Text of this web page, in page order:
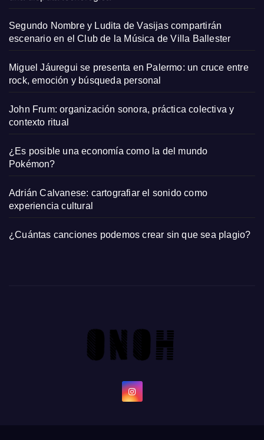
Segundo Nombre y Ludita de Vasijas compartirán
escenario en el Club de la Música de Villa Ballester
Miguel Jáuregui se presenta en Palermo: un cruce entre
rock, emoción y búsqueda personal
John Frum: organización sonora, práctica colectiva y
contexto ritual
¿Es posible una economía como la del mundo
Pokémon?
Adrián Calvanese: cartografiar el sonido como
experiencia cultural
¿Cuántas canciones podemos crear sin que sea plagio?